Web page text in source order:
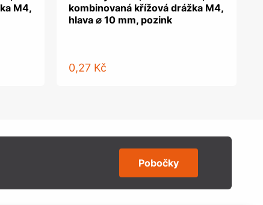
M4,
kombinovaná křížová drážka M4,
hlava ⌀ 10 mm, pozink
0,27 Kč
Pobočky